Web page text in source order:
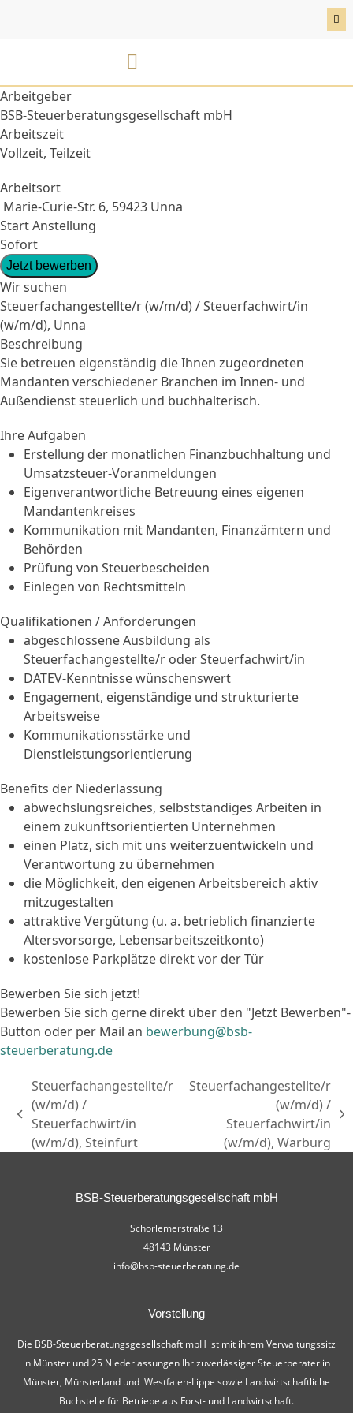
Arbeitgeber
BSB-Steuerberatungsgesellschaft mbH
Arbeitszeit
Vollzeit, Teilzeit
Arbeitsort
Marie-Curie-Str. 6, 59423 Unna
Start Anstellung
Sofort
Jetzt bewerben
Wir suchen
Steuerfachangestellte/r (w/m/d) / Steuerfachwirt/in
(w/m/d), Unna
Beschreibung
Sie betreuen eigenständig die Ihnen zugeordneten
Mandanten verschiedener Branchen im Innen- und
Außendienst steuerlich und buchhalterisch.
Ihre Aufgaben
Erstellung der monatlichen Finanzbuchhaltung und
Umsatzsteuer-Voranmeldungen
Eigenverantwortliche Betreuung eines eigenen
Mandantenkreises
Kommunikation mit Mandanten, Finanzämtern und
Behörden
Prüfung von Steuerbescheiden
Einlegen von Rechtsmitteln
Qualifikationen / Anforderungen
abgeschlossene Ausbildung als
Steuerfachangestellte/r oder Steuerfachwirt/in
DATEV-Kenntnisse wünschenswert
Engagement, eigenständige und strukturierte
Arbeitsweise
Kommunikationsstärke und
Dienstleistungsorientierung
Benefits der Niederlassung
abwechslungsreiches, selbstständiges Arbeiten in
einem zukunftsorientierten Unternehmen
einen Platz, sich mit uns weiterzuentwickeln und
Verantwortung zu übernehmen
die Möglichkeit, den eigenen Arbeitsbereich aktiv
mitzugestalten
attraktive Vergütung (u. a. betrieblich finanzierte
Altersvorsorge, Lebensarbeitszeitkonto)
kostenlose Parkplätze direkt vor der Tür
Bewerben Sie sich jetzt!
Bewerben Sie sich gerne direkt über den "Jetzt Bewerben"-
Button oder per Mail an bewerbung@bsb-
steuerberatung.de
Steuerfachangestellte/r
(w/m/d) /
Steuerfachwirt/in
(w/m/d), Steinfurt
Steuerfachangestellte/r
(w/m/d) /
Steuerfachwirt/in
(w/m/d), Warburg
BSB-Steuerberatungsgesellschaft mbH
Schorlemerstraße 13
48143 Münster
info@bsb-steuerberatung.de
Vorstellung
Die BSB-Steuerberatungsgesellschaft mbH ist mit ihrem Verwaltungssitz
in Münster und 25 Niederlassungen Ihr zuverlässiger Steuerberater in
Münster, Münsterland und Westfalen-Lippe sowie Landwirtschaftliche
Buchstelle für Betriebe aus Forst- und Landwirtschaft.